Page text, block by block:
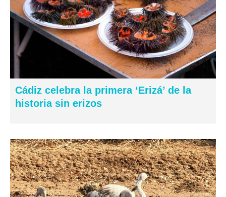
Cádiz celebra la primera ‘Erizá’ de la
historia sin erizos